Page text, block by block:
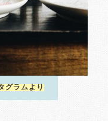
グラムより